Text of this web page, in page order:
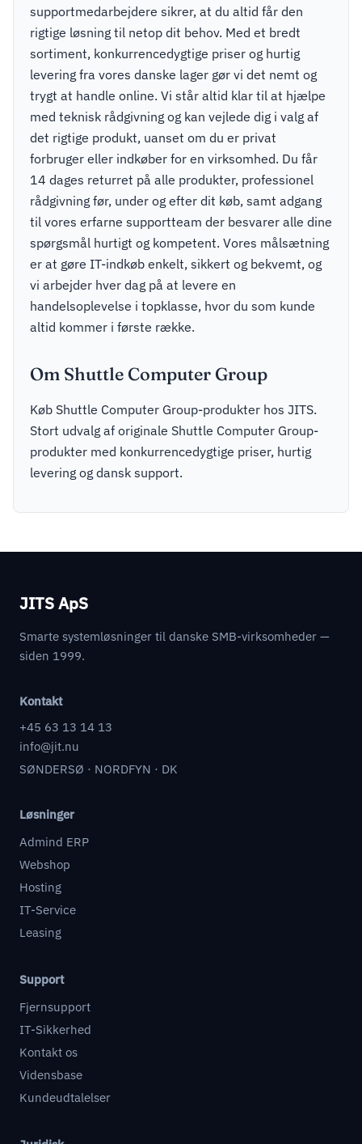
supportmedarbejdere sikrer, at du altid får den
rigtige løsning til netop dit behov. Med et bredt
sortiment, konkurrencedygtige priser og hurtig
levering fra vores danske lager gør vi det nemt og
trygt at handle online. Vi står altid klar til at hjælpe
med teknisk rådgivning og kan vejlede dig i valg af
det rigtige produkt, uanset om du er privat
forbruger eller indkøber for en virksomhed. Du får
14 dages returret på alle produkter, professionel
rådgivning før, under og efter dit køb, samt adgang
til vores erfarne supportteam der besvarer alle dine
spørgsmål hurtigt og kompetent. Vores målsætning
er at gøre IT-indkøb enkelt, sikkert og bekvemt, og
vi arbejder hver dag på at levere en
handelsoplevelse i topklasse, hvor du som kunde
altid kommer i første række.
Om Shuttle Computer Group
Køb Shuttle Computer Group-produkter hos JITS.
Stort udvalg af originale Shuttle Computer Group-
produkter med konkurrencedygtige priser, hurtig
levering og dansk support.
JITS ApS
Smarte systemløsninger til danske SMB-virksomheder —
siden 1999.
Kontakt
+45 63 13 14 13
info@jit.nu
SØNDERSØ · NORDFYN · DK
Løsninger
Admind ERP
Webshop
Hosting
IT-Service
Leasing
Support
Fjernsupport
IT-Sikkerhed
Kontakt os
Vidensbase
Kundeudtalelser